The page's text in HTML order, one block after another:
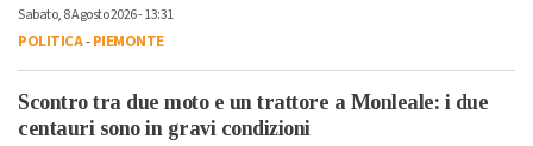
Sabato, 8 Agosto 2026 - 13:31
POLITICA-PIEMONTE
Scontro tra due moto e un trattore a Monleale: i due
centauri sono in gravi condizioni